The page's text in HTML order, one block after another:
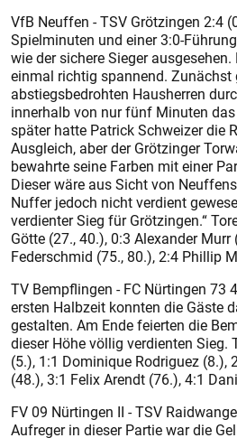
VfB Neuffen - TSV Grötzingen 2:4
Spielminuten und einer 3:0-
wie der sichere Sieger
einmal richtig spannend. Zunächst
abstiegsbedrohten Hausherren
innerhalb von nur fünf Minuten
später hatte Patrick Schweizer die
Ausgleich, aber der Grötzinger
bewahrte seine Farben mit einer
Dieser wäre aus Sicht von
Nuffer jedoch nicht verdient
verdienter Sieg für Grötzingen.“
Götte (27., 40.), 0:3 Alexander Murr
Federschmid (75., 80.), 2:4 Phillip
TV Bempflingen - FC Nürtingen 73
ersten Halbzeit konnten die Gäste
gestalten. Am Ende feierten die
dieser Höhe völlig verdienten Sieg.
(5.), 1:1 Dominique Rodriguez (8.),
(48.), 3:1 Felix Arendt (76.), 4:1
FV 09 Nürtingen II - TSV
Aufreger in dieser Partie war die